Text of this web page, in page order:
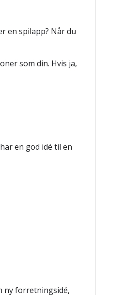
en spilapp? Når du
som din. Hvis ja,
en god idé til en
ny forretningsidé,